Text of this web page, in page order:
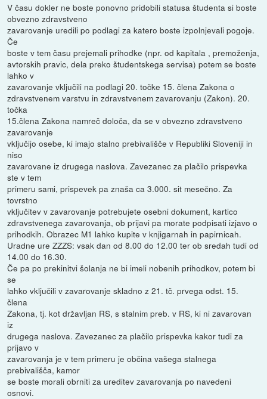
V času dokler ne boste ponovno pridobili statusa študenta si boste
obvezno zdravstveno
zavarovanje uredili po podlagi za katero boste izpolnjevali pogoje.
Če
boste v tem času prejemali prihodke (npr. od kapitala , premoženja,
avtorskih pravic, dela preko študentskega servisa) potem se boste
lahko v
zavarovanje vključili na podlagi 20. točke 15. člena Zakona o
zdravstvenem varstvu in zdravstvenem zavarovanju (Zakon). 20.
točka
15.člena Zakona namreč določa, da se v obvezno zdravstveno
zavarovanje
vključijo osebe, ki imajo stalno prebivališče v Republiki Sloveniji in
niso
zavarovane iz drugega naslova. Zavezanec za plačilo prispevka
ste v tem
primeru sami, prispevek pa znaša ca 3.000. sit mesečno. Za
tovrstno
vključitev v zavarovanje potrebujete osebni dokument, kartico
zdravstvenega zavarovanja, ob prijavi pa morate podpisati izjavo o
prihodkih. Obrazec M1 lahko kupite v knjigarnah in papirnicah.
Uradne ure ZZZS: vsak dan od 8.00 do 12.00 ter ob sredah tudi od
14.00 do 16.30.
Če pa po prekinitvi šolanja ne bi imeli nobenih prihodkov, potem bi
se
lahko vključili v zavarovanje skladno z 21. tč. prvega odst. 15.
člena
Zakona, tj. kot državljan RS, s stalnim preb. v RS, ki ni zavarovan
iz
drugega naslova. Zavezanec za plačilo prispevka kakor tudi za
prijavo v
zavarovanja je v tem primeru je občina vašega stalnega
prebivališča, kamor
se boste morali obrniti za ureditev zavarovanja po navedeni
osnovi.